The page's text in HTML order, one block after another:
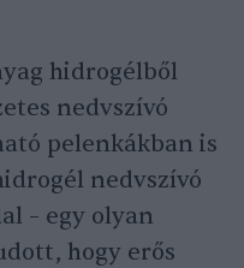
hidrogélből
nedvszívó
pelenkákban is
nedvszívó
– egy olyan
hogy erős